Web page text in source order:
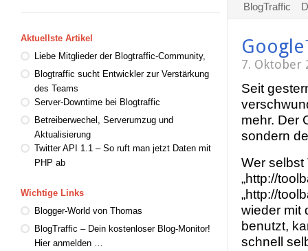
Aktuellste Artikel
Liebe Mitglieder der Blogtraffic-Community,
Blogtraffic sucht Entwickler zur Verstärkung
des Teams
Server-Downtime bei Blogtraffic
Betreiberwechel, Serverumzug und
Aktualisierung
Twitter API 1.1 – So ruft man jetzt Daten mit
PHP ab
Wichtige Links
Blogger-World von Thomas
BlogTraffic – Dein kostenloser Blog-Monitor!
Hier anmelden …
BlogTraffic
7. Oktober
Seit
mehr. Der
sondern
Wer selbst
„http://
„http://
wieder mit
benutzt,
schnell